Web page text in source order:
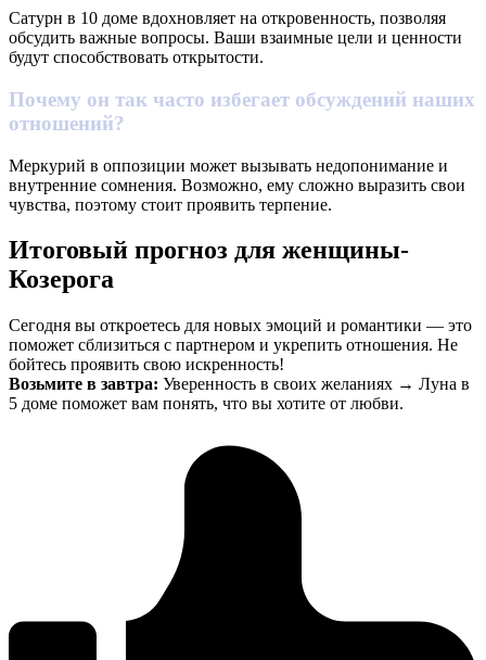
Сатурн в 10 доме вдохновляет на откровенность, позволяя
обсудить важные вопросы. Ваши взаимные цели и ценности
будут способствовать открытости.
Почему он так часто избегает обсуждений наших
отношений?
Меркурий в оппозиции может вызывать недопонимание и
внутренние сомнения. Возможно, ему сложно выразить свои
чувства, поэтому стоит проявить терпение.
Итоговый прогноз для женщины-
Козерога
Сегодня вы откроетесь для новых эмоций и романтики — это
поможет сблизиться с партнером и укрепить отношения. Не
бойтесь проявить свою искренность!
Возьмите в завтра: Уверенность в своих желаниях → Луна в
5 доме поможет вам понять, что вы хотите от любви.